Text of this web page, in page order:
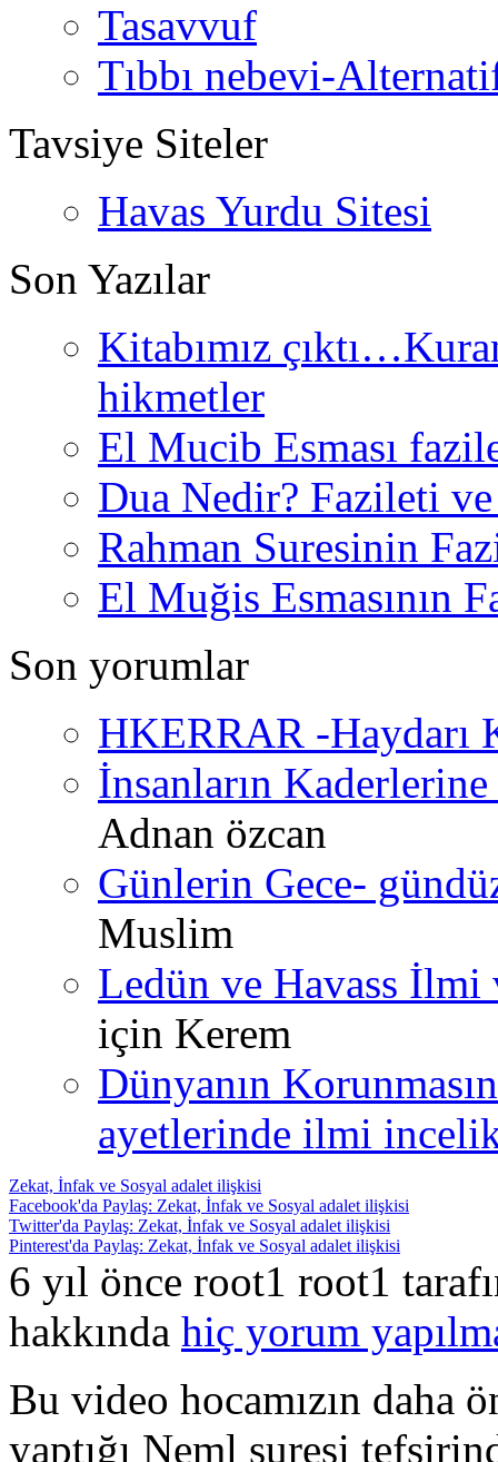
Tasavvuf
Tıbbı nebevi-
Tavsiye Siteler
Havas Yurdu Sitesi
Son Yazılar
Kitabımız
hikmetler
El Mucib Esması
Dua Nedir? Fazileti
Rahman Suresinin
El Muğis Esmasının
Son yorumlar
HKERRAR -Haydarı
İnsanların
Adnan özcan
Günlerin Gece-
Muslim
Ledün ve Havass İlmi
için Kerem
Dünyanın
ayetlerinde ilmi
Zekat, İnfak ve Sosyal adalet ilişkisi
Facebook'da Paylaş: Zekat, İnfak ve Sosyal adalet ilişkisi
Twitter'da Paylaş: Zekat, İnfak ve Sosyal adalet ilişkisi
Pinterest'da Paylaş: Zekat, İnfak ve Sosyal adalet ilişkisi
6 yıl önce root1 root1
hakkında hiç yorum
Bu video hocamızın daha
yaptığı Neml suresi